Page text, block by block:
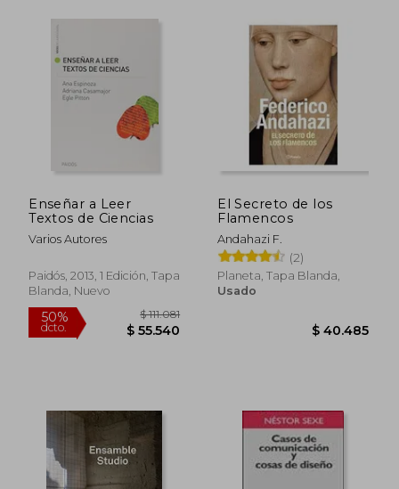
10%
dcto.
Enseñar a Leer
Textos de Ciencias
Varios Autores
Paidós, 2013, 1 Edición, Tapa
Blanda, Nuevo
El Secreto de los
Flamencos
Andahazi F.
(2)
Planeta, Tapa Blanda,
Usado